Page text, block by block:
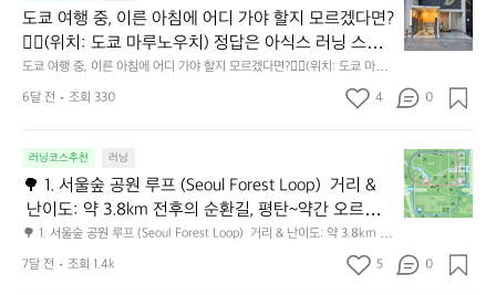
도쿄 여행 중, 이른 아침에 어디 가야 할지 모르겠다면?
🏃‍♂️(위치: 도쿄 마루노우치) 정답은 아식스 러닝 스테
이션이다. 이곳은 매장이면서 동시에 러너를 위한 베이
스캠프다. 대여 시설과 샤워실이 갖춰져 있고, 문을 나
서면 바로 황궁 러닝 코스로 이어진다. 러닝에 관심이
번 가볼 만하다👍  15,000원 정도면 러닝화와 러닝복,
수건까지 모두 빌릴 수 있고 샤워도 가능하다. 캐리어
에 러닝화를 챙길 필요도, 매일 입을 옷을 고민할 필요
도 없다. 몸만 가볍게 와서 뛰면 된다. 아식스에게도 이
공간은 꽤 영리한 모델이다. 렌탈로 수익을 만들면서
도쿄 여행 중, 이른 아침에 어디 가야 할지 모르겠다면?🏃‍♂️(위치: 도쿄 마루
노우치) 정답은 아식스 러닝 스테이션이다. 이곳은 매장이면서 동시에 러너
를 위한 베이스캠프다. 대여 시설과 샤워실이 갖춰져 있고, 문을 나서면 바로
복, 수건까지 모두 빌릴 수 있고 샤워도 가능하다. 캐리어에 러닝화를 챙길
필요도, 매일 입을 옷을 고민할 필요도 없다. 몸만 가볍게 와서 뛰면 된다.
아식스에게도 이 공간은 꽤 영리한 모델이다. 렌탈로 수익을 만들면서 동시
에 브랜드 쇼룸 역할을 한다. 러너들은 신제품을 신고 도쿄를 달리며 자연스
럽게 브랜드를 노출한다. 그 자체가 움직이는 광고판이다. 그리고 이날, 나는
이보라이드 스피드 3를 30분간 홍보했다👟  스레드 출처 @seihoon.min
쿄
여
행
이
침
에
어
디
야
6달 전 조회 330 4 0
러닝코스추천 러닝
🌳 1. 서울숲 공원 루프 (Seoul Forest Loop)  거리 &
난이도: 약 3.8km 전후의 순환길, 평탄~약간 오르막
섞임👍  특징: 공원 내부를 한 바퀴 도는 루트로 초보
자도 부담 없이 달릴 수 있음 수변공원, 숲길, 메타세쿼
이아길 등 자연 풍경 다양 산책로와 러닝 코스가 분리
🌳 1. 서울숲 공원 루프 (Seoul Forest Loop)  거리 & 난이도: 약 3.8km 전
후의 순환길, 평탄~약간 오르막 섞임👍  특징: 공원 내부를 한 바퀴 도는 루
트로 초보자도 부담 없이 달릴 수 있음 수변공원, 숲길, 메타세쿼이아길 등
🌳
1.
서
울
공
7달 전 조회 1.4k 5 0